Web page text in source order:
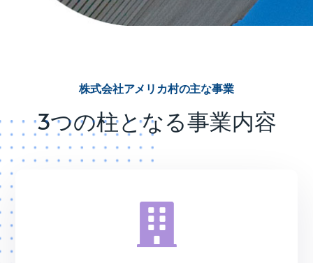
株式会社アメリカ村の主な事業
3つの柱となる事業内容